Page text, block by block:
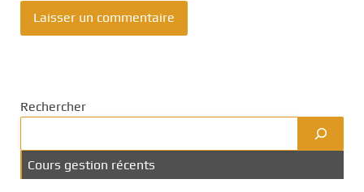
Rechercher
Cours gestion récents